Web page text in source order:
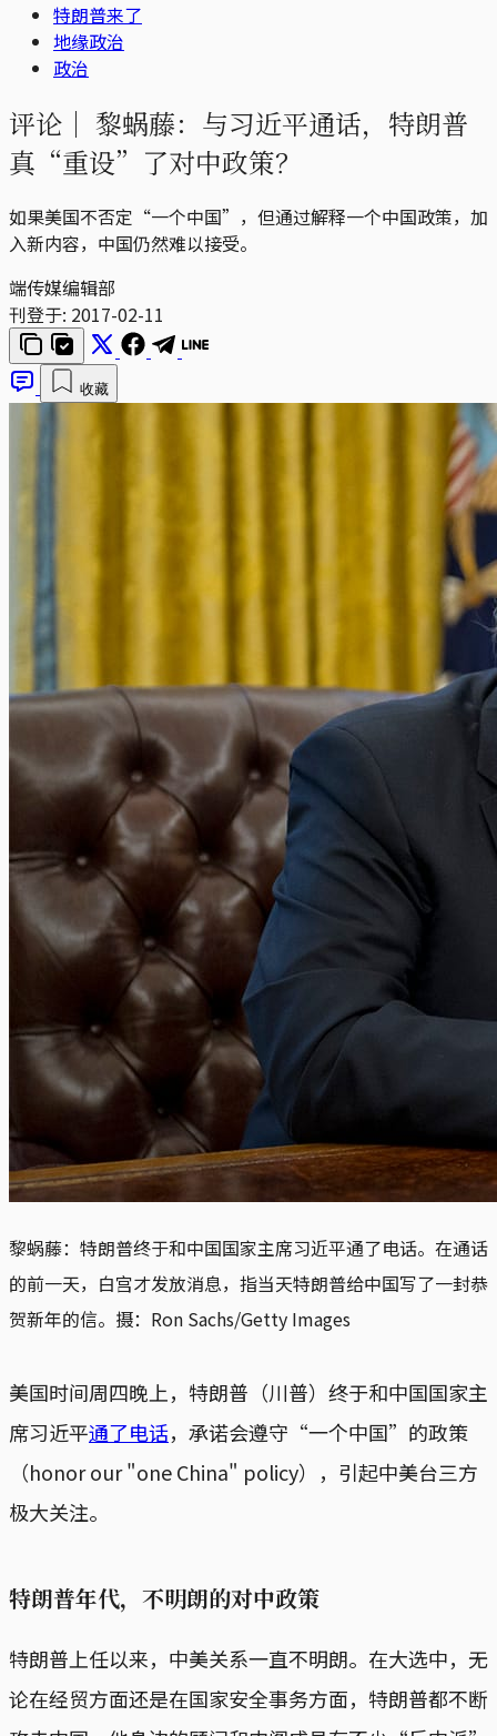
特朗普来了
地缘政治
政治
评论｜ 黎蜗藤：与习近平通话，特朗普
真“重设”了对中政策？
如果美国不否定“一个中国”，但通过解释一个中国政策，加
入新内容，中国仍然难以接受。
端传媒编辑部
刊登于: 2017-02-11
收藏
黎蜗藤：特朗普终于和中国国家主席习近平通了电话。在通话
的前一天，白宫才发放消息，指当天特朗普给中国写了一封恭
贺新年的信。 摄：Ron Sachs/Getty Images
美国时间周四晚上，特朗普（川普）终于和中国国家主
席习近平通了电话，承诺会遵守“一个中国”的政策
（honor our "one China" policy），引起中美台三方
极大关注。
特朗普年代，不明朗的对中政策
特朗普上任以来，中美关系一直不明朗。在大选中，无
论在经贸方面还是在国家安全事务方面，特朗普都不断